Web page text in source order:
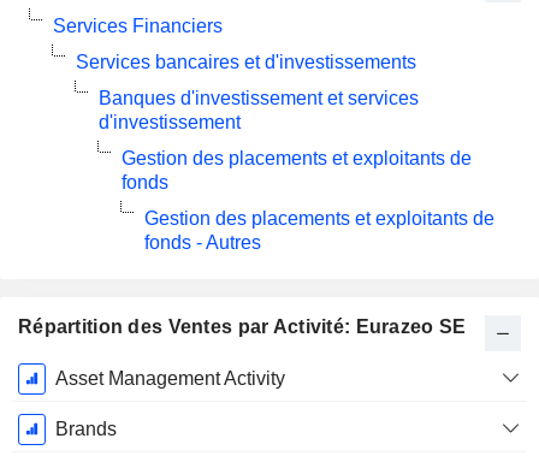
Répartition des Ventes par Activité: Eurazeo SE
Période
Fiscale:
Décembre
Asset Management Activity
Brands
Services Financiers
Services bancaires et d'investissements
Banques d'investissement et services
d'investissement
Gestion des placements et exploitants de
fonds
Gestion des placements et exploitants de
fonds - Autres